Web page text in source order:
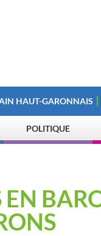
HAUT-GARONNAIS
POLITIQUE
EN